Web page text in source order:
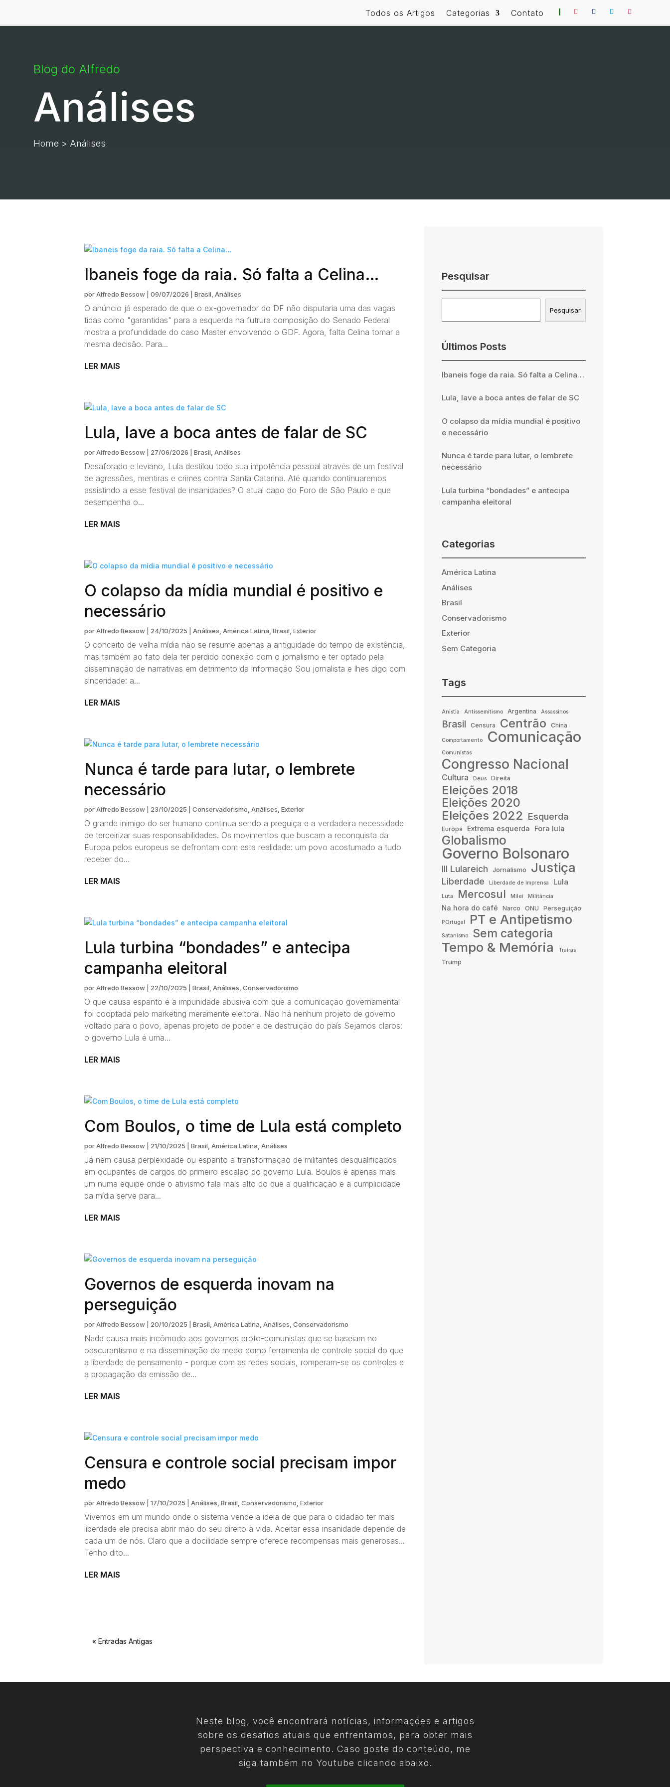
Todos os Artigos Categorias Contato
Blog do Alfredo
Análises
Home > Análises
Ibaneis foge da raia. Só falta a Celina…
porAlfredo Bessow |09/07/2026 |Brasil ,Análises
O anúncio já esperado de que o ex-governador do DF não disputaria uma das vagas
tidas como "garantidas" para a esquerda na futrura composição do Senado Federal
mostra a profundidade do caso Master envolvendo o GDF. Agora, falta Celina tomar a
mesma decisão. Para...
LER MAIS
Lula, lave a boca antes de falar de SC
porAlfredo Bessow 27/06/2026 |Brasil ,Análises
Desaforado e leviano, Lula destilou todo sua impotência pessoal através de um festival
de agressões, mentiras e crimes contra Santa Catarina. Até quando continuaremos
assistindo a esse festival de insanidades? O atual capo do Foro de São Paulo e que
desempenha o...
LER MAIS
O colapso da mídia mundial é positivo e
necessário
porAlfredo Bessow 24/10/2025 |Análises ,América Latina ,Brasil ,Exterior
O conceito de velha mídia não se resume apenas a antiguidade do tempo de existência,
mas também ao fato dela ter perdido conexão com o jornalismo e ter optado pela
disseminação de narrativas em detrimento da informação Sou jornalista e lhes digo com
sinceridade: a...
LER MAIS
Nunca é tarde para lutar, o lembrete
necessário
porAlfredo Bessow 23/10/2025 |Conservadorismo ,Análises ,Exterior
O grande inimigo do ser humano continua sendo a preguiça e a verdadeira necessidade
de terceirizar suas responsabilidades. Os movimentos que buscam a reconquista da
Europa pelos europeus se defrontam com esta realidade: um povo acostumado a tudo
receber do...
LER MAIS
Lula turbina “bondades” e antecipa
campanha eleitoral
porAlfredo Bessow 22/10/2025 |Brasil ,Análises ,Conservadorismo
O que causa espanto é a impunidade abusiva com que a comunicação governamental
foi cooptada pelo marketing meramente eleitoral. Não há nenhum projeto de governo
voltado para o povo, apenas projeto de poder e de destruição do país Sejamos claros:
o governo Lula é uma...
LER MAIS
Com Boulos, o time de Lula está completo
porAlfredo Bessow 21/10/2025 |Brasil ,América Latina ,Análises
Já nem causa perplexidade ou espanto a transformação de militantes desqualificados
em ocupantes de cargos do primeiro escalão do governo Lula. Boulos é apenas mais
um numa equipe onde o ativismo fala mais alto do que a qualificação e a cumplicidade
da mídia serve para...
LER MAIS
Governos de esquerda inovam na
perseguição
porAlfredo Bessow 20/10/2025 |Brasil ,América Latina ,Análises ,Conservadorismo
Nada causa mais incômodo aos governos proto-comunistas que se baseiam no
obscurantismo e na disseminação do medo como ferramenta de controle social do que
a liberdade de pensamento - porque com as redes sociais, romperam-se os controles e
a propagação da emissão de...
LER MAIS
Censura e controle social precisam impor
medo
porAlfredo Bessow |17/10/2025 |Análises ,Brasil ,Conservadorismo ,Exterior
Vivemos em um mundo onde o sistema vende a ideia de que para o cidadão ter mais
liberdade ele precisa abrir mão do seu direito à vida. Aceitar essa insanidade depende de
cada um de nós. Claro que a docilidade sempre oferece recompensas mais generosas...
Tenho dito...
LER MAIS
« Entradas Antigas
Pesquisar
Pesquisar
Últimos Posts
Ibaneis foge da raia. Só falta a Celina…
Lula, lave a boca antes de falar de SC
O colapso da mídia mundial é positivo
e necessário
Nunca é tarde para lutar, o lembrete
necessário
Lula turbina “bondades” e antecipa
campanha eleitoral
Categorias
América Latina
Análises
Brasil
Conservadorismo
Exterior
Sem Categoria
Tags
Anistia Antissemitismo Argentina Assassinos
Brasil Censura Centrão China
Comportamento Comunicação
Comunistas
Congresso Nacional
Cultura Deus Direita
Eleições 2018
Eleições 2020
Eleições 2022 Esquerda
Europa Extrema esquerda Fora lula
Globalismo
Governo Bolsonaro
III Lulareich Jornalismo Justiça
Liberdade Liberdade de Imprensa Lula
Luta Mercosul Milei Militância
Na hora do café Narco ONU Perseguição
POrtugal PT e Antipetismo
Satanismo Sem categoria
Tempo & Memória Traíras
Trump
Neste blog, você encontrará notícias, informações e artigos
sobre os desafios atuais que enfrentamos, para obter mais
perspectiva e conhecimento. Caso goste do conteúdo, me
siga também no Youtube clicando abaixo.